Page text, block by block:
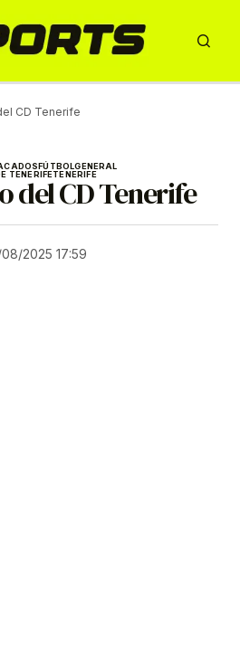
CD Tenerife
FÚTBOLGENERAL
TENERIFETENERIFE
del CD Tenerife
2025 17:59